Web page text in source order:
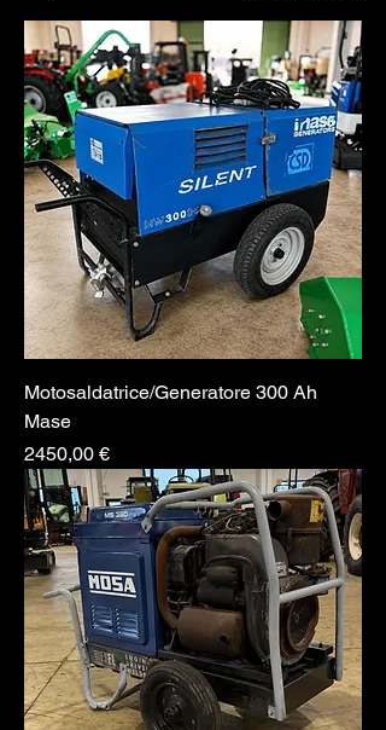
Motosaldatrice/Generatore 300 Ah
Mase
Prezzo
2450,00 €